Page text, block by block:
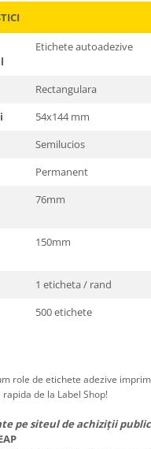
Etichete autoadezive
Rectangulara
54x144 mm
Semilucios
Permanent
76mm
150mm
1 eticheta / rand
500 etichete
role de etichete adezive
de la Label Shop!
pe siteul de achiziții